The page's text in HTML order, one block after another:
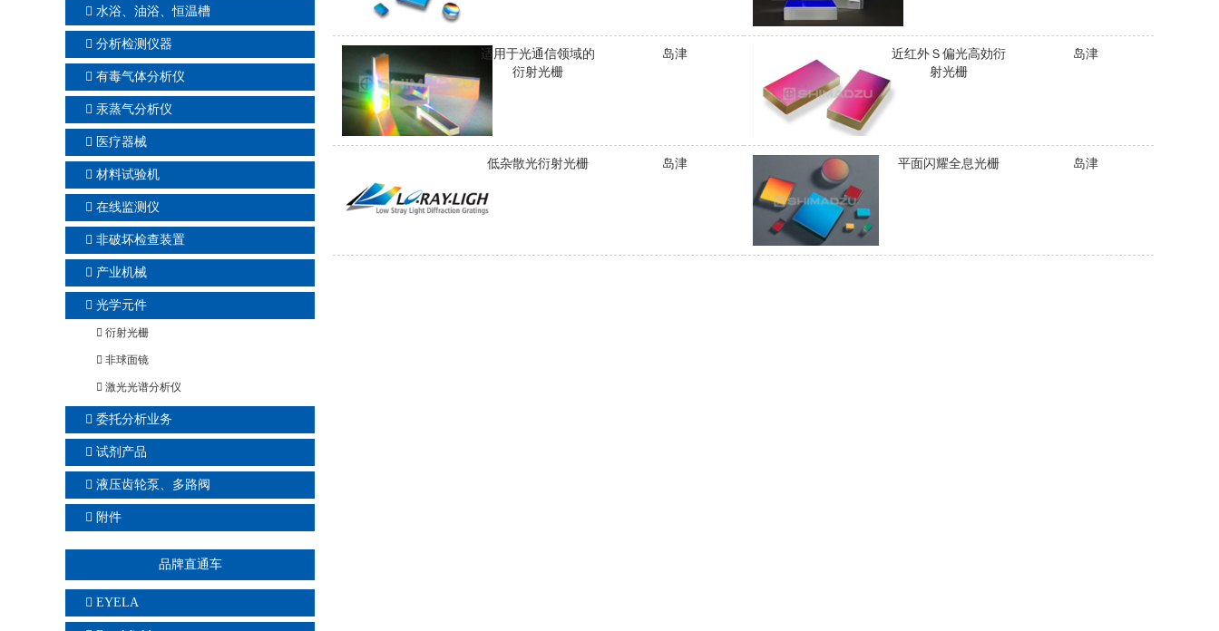
水浴、油浴、恒温槽
分析检测仪器
有毒气体分析仪
汞蒸气分析仪
医疗器械
材料试验机
在线监测仪
非破坏检查装置
产业机械
光学元件
衍射光栅
非球面镜
激光光谱分析仪
委托分析业务
试剂产品
液压齿轮泵、多路阀
附件
品牌直通车
EYELA
适用于光通信领域的
衍射光栅
岛津
近红外Ｓ偏光高効衍
射光栅
岛津
低杂散光衍射光栅 岛津 平面闪耀全息光栅 岛津